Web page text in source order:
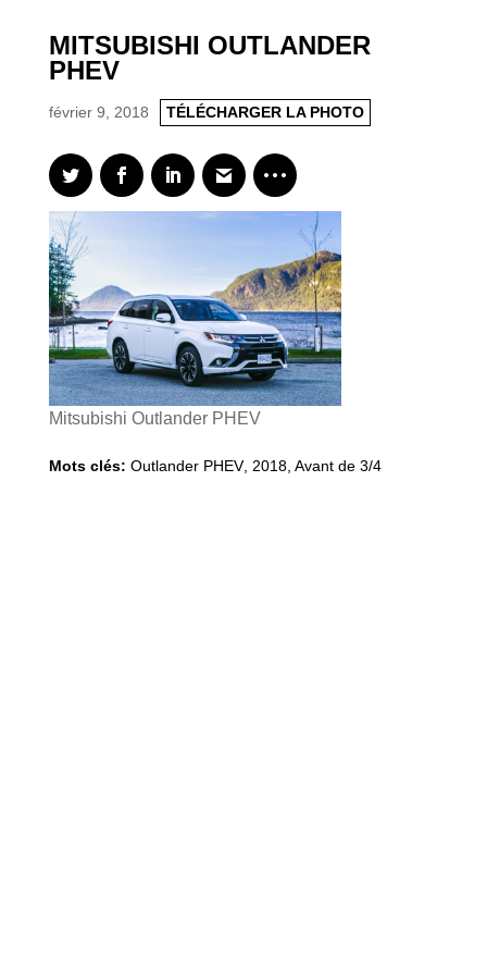
MITSUBISHI OUTLANDER
PHEV
février 9, 2018 TÉLÉCHARGER LA PHOTO
Mitsubishi Outlander PHEV
Mots clés: Outlander PHEV, 2018, Avant de 3/4